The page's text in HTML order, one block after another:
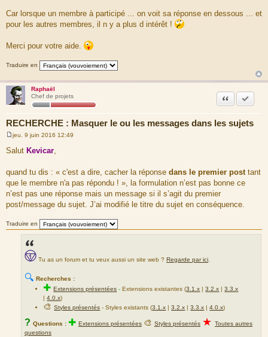
Car lorsque un membre à participé ... on voit sa réponse en dessous ... et
pour les autres membres, il n y a plus d intérêt !
Merci pour votre aide.
Traduire en
Raphaël
Chef de projets
RECHERCHE : Masquer le ou les messages dans les sujets
Citation
M
e
s
g
e
jeu. 9 juin 2016 12:49
Salut Kevicar
quand tu dis : « c'est a dire, cacher la réponse dans le premier post tant
que le membre n'a pas répondu ! », la formulation n’est pas bonne ce
n’est pas une réponse mais un message si il s’agit du premier
post/message du sujet. J’ai modifié le titre du sujet en conséquence.
Traduire en
Tu as un forum et tu veux aussi un site web ? Regarde par ici
🔍 Recherches :
✚Extensions présentées -Extensions existantes (3.1.x |3.2.x |3.3.x
|4.0.x)
🎨Styles présentés - Styles existants (3.1.x |3.2.x |3.3.x |4.0.x)
? Questions : ✚ Extensions présentées 🎨 Styles présentés ★ Toutes autres
questions